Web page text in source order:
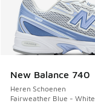
New Balance 740
Heren Schoenen
Fairweather Blue - White